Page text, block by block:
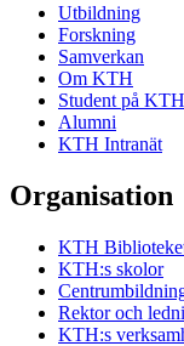
Utbildning
Forskning
Samverkan
Om KTH
Student på KTH
Alumni
KTH Intranät
Organisation
KTH
KTH:s skolor
Rektor och
KTH:s